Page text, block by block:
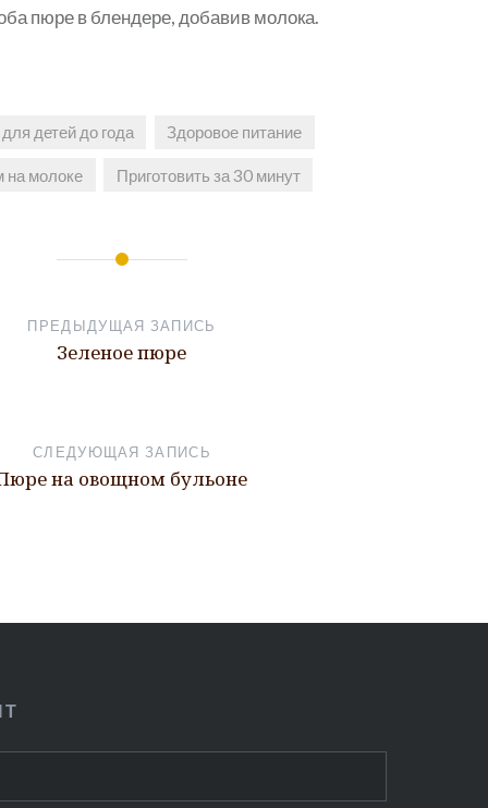
пюре в блендере, добавив молока.
детей до года Здоровое питание
на молоке Приготовить за 30 минут
ПРЕДЫДУЩАЯ ЗАПИСЬ
Зеленое пюре
СЛЕДУЮЩАЯ ЗАПИСЬ
на овощном бульоне